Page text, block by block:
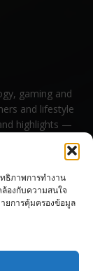
ธิภาพการทำงาน
องกับความสนใจ
ยการคุ้มครองข้อมูล
gaming and
and lifestyle
highlights —